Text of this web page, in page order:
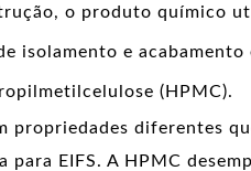
o produto químico
isolamento e
(HPMC).
propriedades diferentes
para EIFS. A HPMC